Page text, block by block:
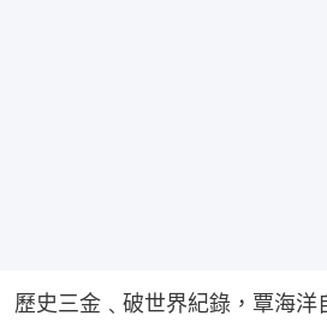
歷史三金﹑破世界紀錄，覃海洋